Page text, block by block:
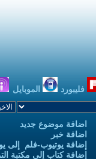
فليبورد الموبايل
اضافة موضوع جديد
اضافة خبر
إضافة يوتيوب-فلم إلى
إضافة كتاب إلى مكتبة